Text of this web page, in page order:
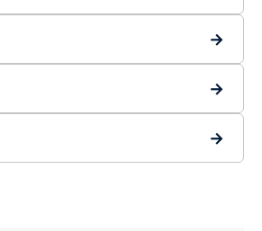
→
→
→